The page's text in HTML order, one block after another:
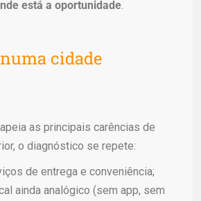
está a oportunidade
cidade
as principais carências de
o diagnóstico se repete:
de entrega e conveniência;
ainda analógico (sem app, sem